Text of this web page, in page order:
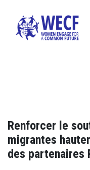
Renforcer le
migrantes
des partenaires